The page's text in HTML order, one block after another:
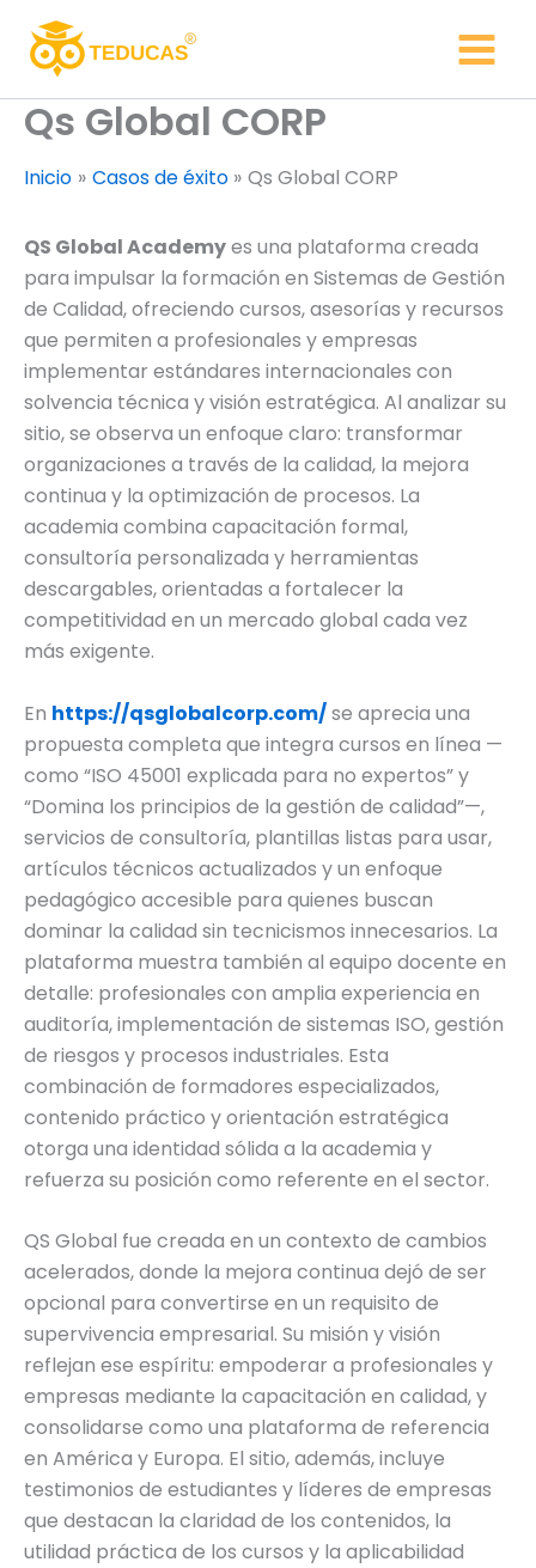
contenido
Qs Global CORP
Inicio Casos de éxito Qs Global CORP
QS Global Academyes una plataforma creada
para impulsar la formación en Sistemas de Gestión
de Calidad, ofreciendo cursos, asesorías y recursos
que permiten a profesionales y empresas
implementar estándares internacionales con
solvencia técnica y visión estratégica. Al analizar su
sitio, se observa un enfoque claro: transformar
organizaciones a través de la calidad, la mejora
continua y la optimización de procesos. La
academia combina capacitación formal,
consultoría personalizada y herramientas
descargables, orientadas a fortalecer la
competitividad en un mercado global cada vez
más exigente.
En https://qsglobalcorp.com/se aprecia una
propuesta completa que integra cursos en línea —
como “ISO 45001 explicada para no expertos” y
“Domina los principios de la gestión de calidad”—,
servicios de consultoría, plantillas listas para usar,
artículos técnicos actualizados y un enfoque
pedagógico accesible para quienes buscan
dominar la calidad sin tecnicismos innecesarios. La
plataforma muestra también al equipo docente en
detalle: profesionales con amplia experiencia en
auditoría, implementación de sistemas ISO, gestión
de riesgos y procesos industriales. Esta
combinación de formadores especializados,
contenido práctico y orientación estratégica
otorga una identidad sólida a la academia y
refuerza su posición como referente en el sector.
QS Global fue creada en un contexto de cambios
acelerados, donde la mejora continua dejó de ser
opcional para convertirse en un requisito de
supervivencia empresarial. Su misión y visión
reflejan ese espíritu: empoderar a profesionales y
empresas mediante la capacitación en calidad, y
consolidarse como una plataforma de referencia
en América y Europa. El sitio, además, incluye
testimonios de estudiantes y líderes de empresas
que destacan la claridad de los contenidos, la
utilidad práctica de los cursos y la aplicabilidad